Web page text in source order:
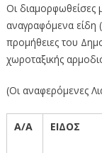
Οι διαμορφωθείσες
αναγραφόμενα
προμήθειες του
χωροταξικής
(Οι αναφερόμενες
Α/Α ΕΙΔΟΣ